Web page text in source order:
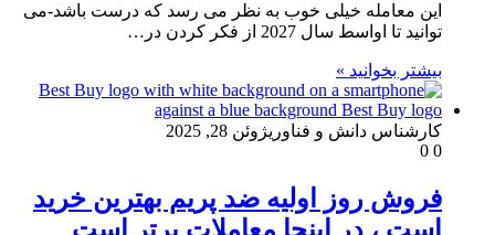
این معامله خیلی خوب به نظر می رسد که درست باشد-می
توانید تا اواسط سال 2027 از فکر کردن در…
بیشتر بخوانید »
کارشناس دانش و فناوریژوئن 28, 2025
0
فروش روز اولیه ضد پریم بهترین خرید